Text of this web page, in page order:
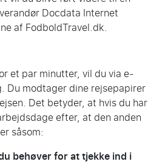
Docdata Internet
af FodboldTravel.dk.
et par minutter, vil du via e-
modtager dine rejsepapirer
Det betyder, at hvis du har
efter, at den anden
såsom:
behøver for at tjekke ind i